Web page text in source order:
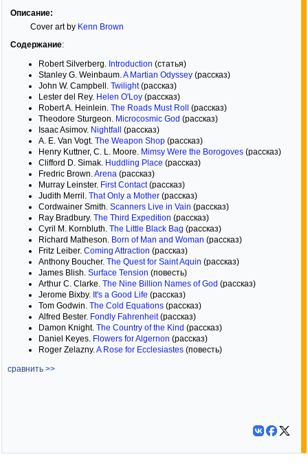
Описание:
Cover art by Kenn Brown
Содержание:
Robert Silverberg. Introduction (статья)
Stanley G. Weinbaum.A Martian Odyssey (рассказ)
John W. Campbell. Twilight(рассказ)
Lester del Rey. Helen O'Loy (рассказ)
Robert A. Heinlein. The Roads Must Roll
(рассказ)
Theodore Sturgeon. Microcosmic God (рассказ)
Isaac Asimov. Nightfall
(рассказ)
A. E. Van Vogt. The Weapon Shop (рассказ)
Henry Kuttner, C. L. Moore. Mimsy Were the Borogoves (рассказ)
Clifford D. Simak. Huddling Place (рассказ)
Fredric Brown.Arena (рассказ)
Murray Leinster. First Contact(рассказ)
Judith Merril. That Only a Mother (рассказ)
Cordwainer Smith. Scanners Live in Vain (рассказ)
Ray Bradbury. The Third Expedition (рассказ)
Cyril M. Kornbluth. The Little Black Bag (рассказ)
Richard Matheson. Born of Man and Woman (рассказ)
Fritz Leiber. Coming Attraction (рассказ)
Anthony Boucher. The Quest for Saint Aquin (рассказ)
James Blish. Surface Tension (повесть)
Arthur C. Clarke. The Nine Billion Names of God (рассказ)
Jerome Bixby. It's a Good Life (рассказ)
Tom Godwin. The Cold Equations (рассказ)
Alfred Bester. Fondly Fahrenheit(рассказ)
Damon Knight. The Country of the Kind (рассказ)
Daniel Keyes. Flowers for Algernon (рассказ)
Roger Zelazny.A Rose for Ecclesiastes (повесть)
сравнить >>